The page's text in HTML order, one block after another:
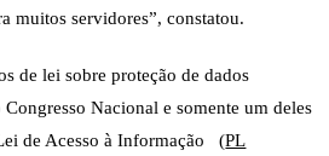
muitos servidores”, constatou.
de lei sobre proteção de dados
Nacional e somente um deles
de Acesso à Informação (PL